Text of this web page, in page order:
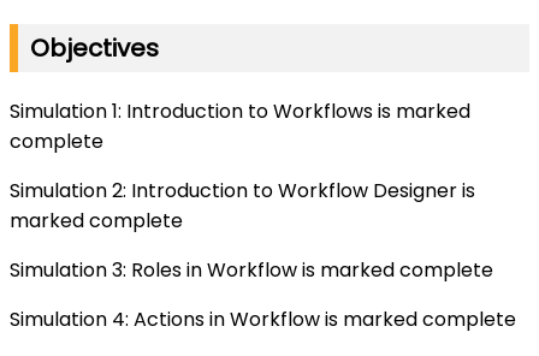
Objectives
Simulation 1: Introduction to Workflows is marked
complete
Simulation 2: Introduction to Workflow Designer is
marked complete
Simulation 3: Roles in Workflow is marked complete
Simulation 4: Actions in Workflow is marked complete